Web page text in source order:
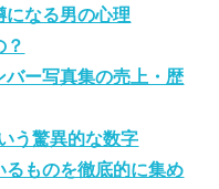
になる男の心理
？
ー写真集の売上・歴
う驚異的な数字
ものを徹底的に集め